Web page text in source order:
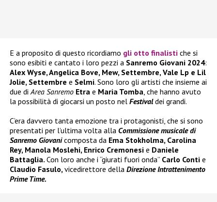
E a proposito di questo ricordiamo gli otto finalisti che si
sono esibiti e cantato i loro pezzi a Sanremo Giovani 2024:
Alex Wyse, Angelica Bove, Mew, Settembre, Vale Lp e Lil
Jolie, Settembre e Selmi. Sono loro gli artisti che insieme ai
due diArea Sanremo Etra e Maria Tomba, che hanno avuto
la possibilità di giocarsi un posto nel Festivaldei grandi.
C’era davvero tanta emozione tra i protagonisti, che si sono
presentati per l’ultima volta alla Commissione musicale di
Sanremo Giovanicomposta da Ema Stokholma, Carolina
Rey, Manola Moslehi, Enrico Cremonesi e Daniele
Battaglia. Con loro anche i “giurati fuori onda” Carlo Conti e
Claudio Fasulo,vicedirettore della Direzione Intrattenimento
Prime Time.